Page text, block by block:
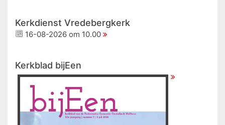
Kerkdienst Vredebergkerk
16-08-2026 om 10.00
Kerkblad bijEen